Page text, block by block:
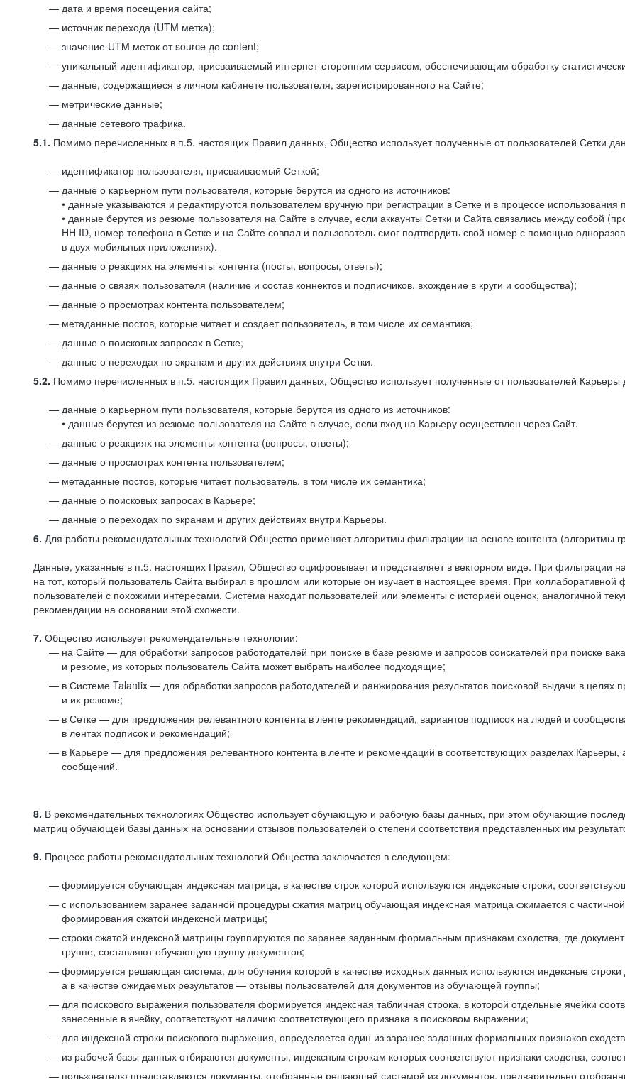
дата и время посещения сайта;
источник перехода (UTM метка);
значение UTM меток от source до content;
уникальный идентификатор, присваиваемый интернет-сторонним сервисом, обеспечивающим обработку
данные, содержащиеся в личном кабинете пользователя, зарегистрированного на Сайте;
метрические данные;
данные сетевого трафика.
5.1. Помимо перечисленных в п.5. настоящих Правил данных, Общество использует полученные от пользователей Сетки
идентификатор пользователя, присваиваемый Сеткой;
данные о карьерном пути пользователя, которые берутся из одного из источников:
• данные указываются и редактируются пользователем вручную при регистрации в Сетке и в процессе использования
• данные берутся из резюме пользователя на Сайте в случае, если аккаунты Сетки и Сайта связались между собой
HH ID, номер телефона в Сетке и на Сайте совпал и пользователь смог подтвердить свой номер с помощью
в двух мобильных приложениях).
данные о реакциях на элементы контента (посты, вопросы, ответы);
данные о связях пользователя (наличие и состав коннектов и подписчиков, вхождение в круги и сообщества);
данные о просмотрах контента пользователем;
метаданные постов, которые читает и создает пользователь, в том числе их семантика;
данные о поисковых запросах в Сетке;
данные о переходах по экранам и других действиях внутри Сетки.
5.2. Помимо перечисленных в п.5. настоящих Правил данных, Общество использует полученные от пользователей
данные о карьерном пути пользователя, которые берутся из одного из источников:
• данные берутся из резюме пользователя на Сайте в случае, если вход на Карьеру осуществлен через Сайт.
данные о реакциях на элементы контента (вопросы, ответы);
данные о просмотрах контента пользователем;
метаданные постов, которые читает пользователь, в том числе их семантика;
данные о поисковых запросах в Карьере;
данные о переходах по экранам и других действиях внутри Карьеры.
6. Для работы рекомендательных технологий Общество применяет алгоритмы фильтрации на основе контента (алгоритмы
Данные, указанные в п.5. настоящих Правил, Общество оцифровывает и представляет в векторном виде. При фильтрации
на тот, который пользователь Сайта выбирал в прошлом или которые он изучает в настоящее время. При
пользователей с похожими интересами. Система находит пользователей или элементы с историей оценок, аналогичной
рекомендации на основании этой схожести.
7. Общество использует рекомендательные технологии:
на Сайте — для обработки запросов работодателей при поиске в базе резюме и запросов соискателей при поиске
и резюме, из которых пользователь Сайта может выбрать наиболее подходящие;
в Системе Talantix — для обработки запросов работодателей и ранжирования результатов поисковой выдачи в целях
и их резюме;
в Сетке — для предложения релевантного контента в ленте рекомендаций, вариантов подписок на людей и
в лентах подписок и рекомендаций;
в Карьере — для предложения релевантного контента в ленте и рекомендаций в соответствующих разделах
сообщений.
8. В рекомендательных технологиях Общество использует обучающую и рабочую базы данных, при этом обучающие
матриц обучающей базы данных на основании отзывов пользователей о степени соответствия представленных им
9. Процесс работы рекомендательных технологий Общества заключается в следующем:
формируется обучающая индексная матрица, в качестве строк которой используются индексные строки,
с использованием заранее заданной процедуры сжатия матриц обучающая индексная матрица сжимается с
формирования сжатой индексной матрицы;
строки сжатой индексной матрицы группируются по заранее заданным формальным признакам сходства, где
группе, составляют обучающую группу документов;
формируется решающая система, для обучения которой в качестве исходных данных используются индексные
а в качестве ожидаемых результатов — отзывы пользователей для документов из обучающей группы;
для поискового выражения пользователя формируется индексная табличная строка, в которой отдельные ячейки
занесенные в ячейку, соответствуют наличию соответствующего признака в поисковом выражении;
для индексной строки поискового выражения, определяется один из заранее заданных формальных признаков
из рабочей базы данных отбираются документы, индексным строкам которых соответствуют признаки сходства,
пользователю представляются документы, отобранные решающей системой из документов, предварительно